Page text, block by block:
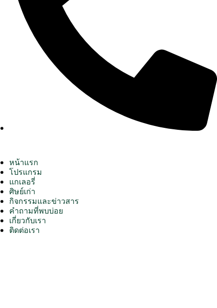
หน้าแรก
โปรแกรม
แกเลอรี่
ศิษย์เก่า
กิจกรรมและข่าวสาร
คำถามที่พบบ่อย
เกี่ยวกับเรา
ติดต่อเรา